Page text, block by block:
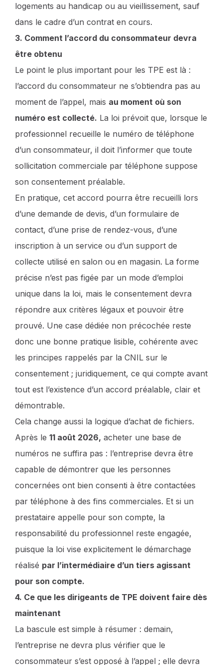
logements au handicap ou au vieillissement, sauf
dans le cadre d’un contrat en cours.
3. Comment l’accord du consommateur devra
être obtenu
Le point le plus important pour les TPE est là :
l’accord du consommateur ne s’obtiendra pas au
moment de l’appel, mais au moment où son
numéro est collecté. La loi prévoit que, lorsque le
professionnel recueille le numéro de téléphone
d’un consommateur, il doit l’informer que toute
sollicitation commerciale par téléphone suppose
son consentement préalable.
En pratique, cet accord pourra être recueilli lors
d’une demande de devis, d’un formulaire de
contact, d’une prise de rendez-vous, d’une
inscription à un service ou d’un support de
collecte utilisé en salon ou en magasin. La forme
précise n’est pas figée par un mode d’emploi
unique dans la loi, mais le consentement devra
répondre aux critères légaux et pouvoir être
prouvé. Une case dédiée non précochée reste
donc une bonne pratique lisible, cohérente avec
les principes rappelés par la CNIL sur le
consentement ; juridiquement, ce qui compte avant
tout est l’existence d’un accord préalable, clair et
démontrable.
Cela change aussi la logique d’achat de fichiers.
Après le 11 août 2026, acheter une base de
numéros ne suffira pas : l’entreprise devra être
capable de démontrer que les personnes
concernées ont bien consenti à être contactées
par téléphone à des fins commerciales. Et si un
prestataire appelle pour son compte, la
responsabilité du professionnel reste engagée,
puisque la loi vise explicitement le démarchage
réalisé par l’intermédiaire d’un tiers agissant
pour son compte.
4. Ce que les dirigeants de TPE doivent faire dès
maintenant
La bascule est simple à résumer : demain,
l’entreprise ne devra plus vérifier que le
consommateur s’est opposé à l’appel ; elle devra